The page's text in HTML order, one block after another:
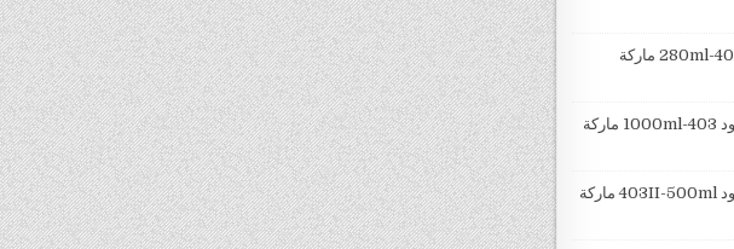
ماكينة تعبئة سوائل في عبوات 403-280ml ماركة
ماكينة تعبئة سوائل في عبوات كود 403-1000ml ماركة
ماكينة تعبئة سوائل في عبوات كود 403II-500ml ماركة